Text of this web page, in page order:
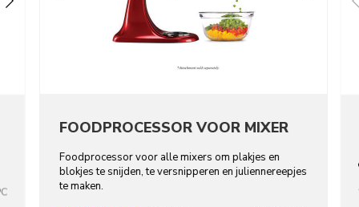
FOODPROCESSOR VOOR MIXER
Foodprocessor voor alle mixers om plakjes en
blokjes te snijden, te versnipperen en juliennereepjes
te maken.